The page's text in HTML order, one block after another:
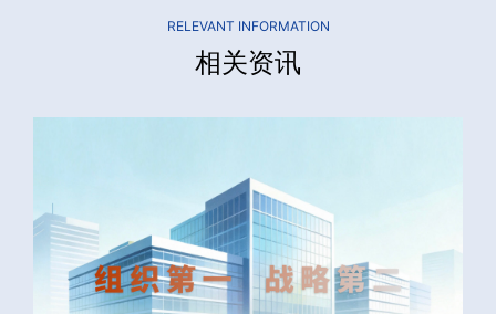
RELEVANT INFORMATION
相关资讯